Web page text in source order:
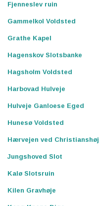
Fjenneslev ruin
Gammelkol Voldsted
Grathe Kapel
Hagenskov Slotsbanke
Hagsholm Voldsted
Harbovad Hulveje
Hulveje Ganloese Eged
Hunesø Voldsted
Hærvejen ved Christianshøj
Jungshoved Slot
Kalø Slotsruin
Kilen Gravhøje